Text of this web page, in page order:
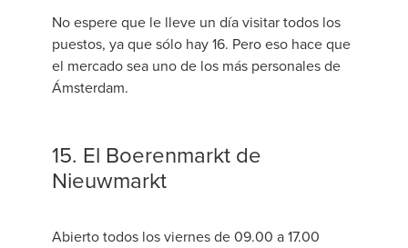
No espere que le lleve un día visitar todos los
puestos, ya que sólo hay 16. Pero eso hace que
el mercado sea uno de los más personales de
Ámsterdam.
15. El Boerenmarkt de
Nieuwmarkt
Abierto todos los viernes de 09.00 a 17.00